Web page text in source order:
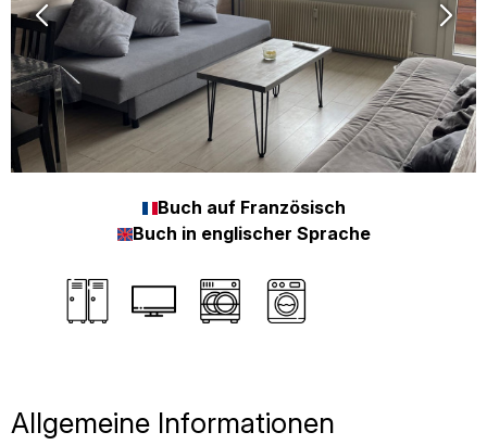
Buch auf Französisch
Buch in englischer Sprache
Allgemeine Informationen